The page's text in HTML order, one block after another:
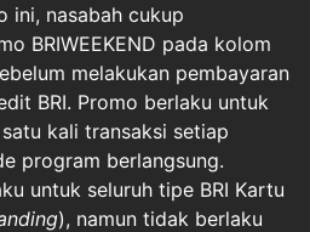
ini, nasabah cukup
BRIWEEKEND pada kolom
melakukan pembayaran
BRI. Promo berlaku untuk
kali transaksi setiap
program berlangsung.
untuk seluruh tipe BRI Kartu
), namun tidak berlaku